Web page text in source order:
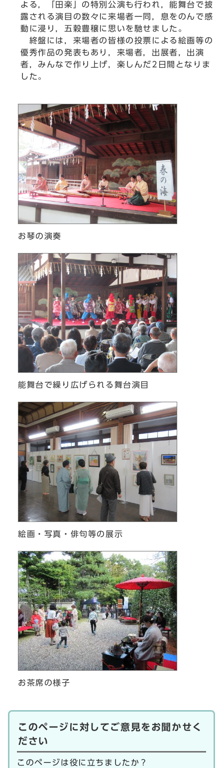
よる，「田楽」の特別公演も行われ，能舞台で披
露される演目の数々に来場者一同，息をのんで感
動に浸り，五穀豊穣に思いを馳せました。
終盤には，来場者の皆様の投票による絵画等の
優秀作品の発表もあり，来場者，出展者，出演
者，みんなで作り上げ，楽しんだ2日間となりま
した。
お琴の演奏
能舞台で繰り広げられる舞台演目
絵画・写真・俳句等の展示
お茶席の様子
このページに対してご意見をお聞かせく
ださい
このページは役に立ちましたか？